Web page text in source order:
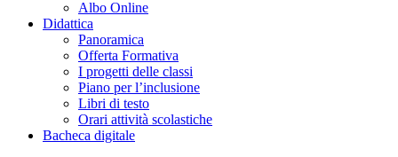
Albo Online
Didattica
Panoramica
Offerta Formativa
I progetti delle classi
Piano per l’inclusione
Libri di testo
Orari attività scolastiche
Bacheca digitale